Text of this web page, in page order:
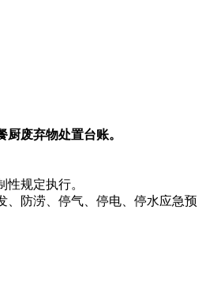
废弃物处置台账。
规定执行。
、防涝、停气、停电、停水应急预